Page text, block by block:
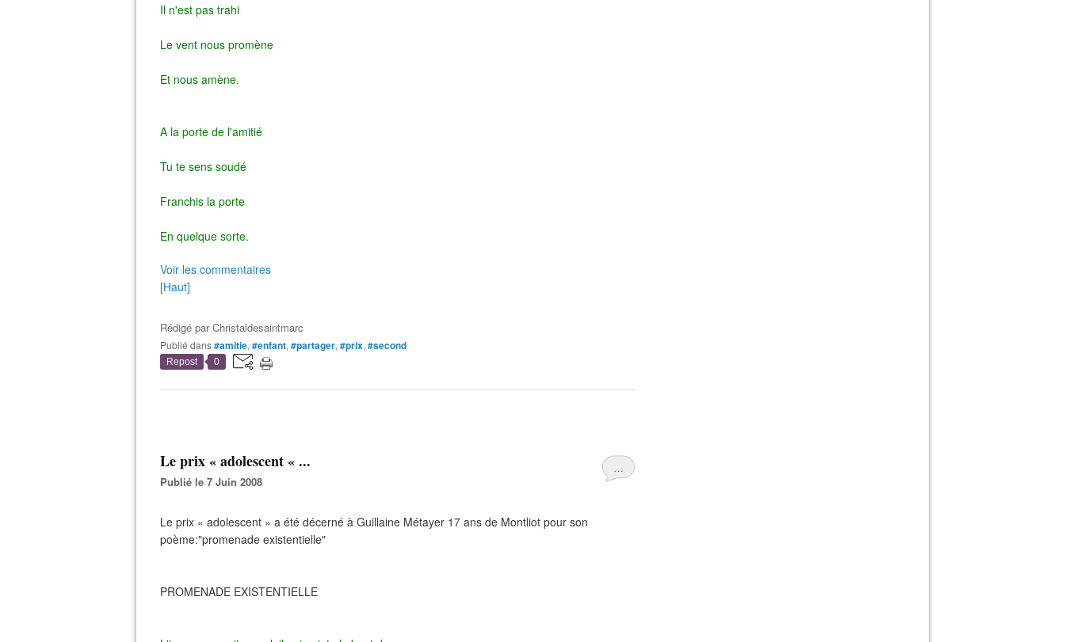
Il n'est pas trahi
Le vent nous promène
Et nous amène.
A la porte de l'amitié
Tu te sens soudé
Franchis la porte
En quelque sorte.
Voir les commentaires
[Haut]
Rédigé parChristaldesaintmarc
Publié dans#amitie, #enfant, #partager, #prix, #second
Repost 0
…
Le prix « adolescent « ...
Publié le 7 Juin 2008
Le prix « adolescent » a été décerné à Guillaine Métayer 17 ans de Montliot pour son
poème:"promenade existentielle"
PROMENADE EXISTENTIELLE